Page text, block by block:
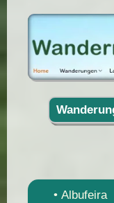
Albufeira